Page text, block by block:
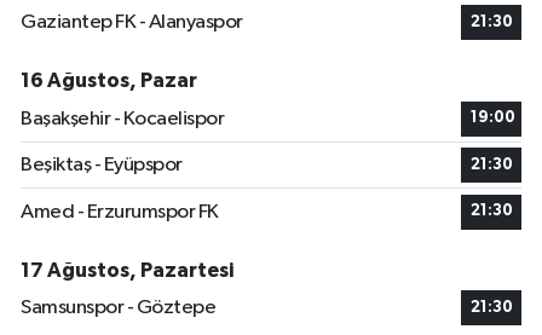
Gaziantep FK - Alanyaspor 21:30
16 Ağustos, Pazar
Başakşehir - Kocaelispor
19:00
Beşiktaş - Eyüpspor 21:30
Amed - Erzurumspor FK 21:30
17 Ağustos, Pazartesi
Samsunspor - Göztepe
21:30